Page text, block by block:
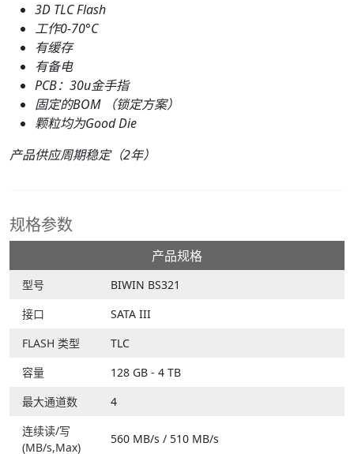
3D TLC Flash
工作0-70°C
有缓存
有备电
PCB： 30u金手指
固定的BOM （锁定方案）
颗粒均为Good Die
产品供应周期稳定（2年）
规格参数
产品规格
型号
BIWIN BS321
接口
SATA III
FLASH 类型
TLC
容量
128 GB - 4 TB
最大通道数
4
连续读/写
(MB/s,Max)
560 MB/s / 510 MB/s